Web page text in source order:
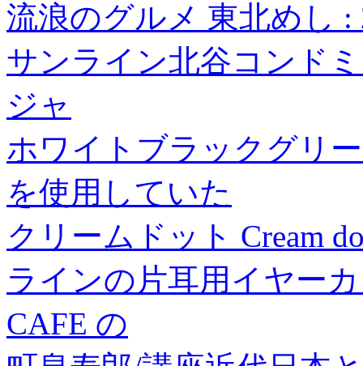
流浪のグルメ 東北めし :
サンライン北谷コンド
ジャ
ホワイトブラックグリ
を使用していた
クリームドット Cream
ラインの片耳用イヤー
CAFE の